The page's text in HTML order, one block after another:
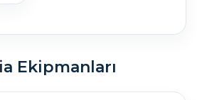
Ekipmanları